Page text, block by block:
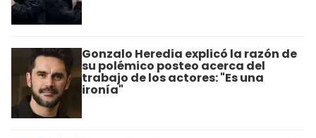
Gonzalo Heredia explicó la razón de
su polémico posteo acerca del
trabajo de los actores: "Es una
ironía"